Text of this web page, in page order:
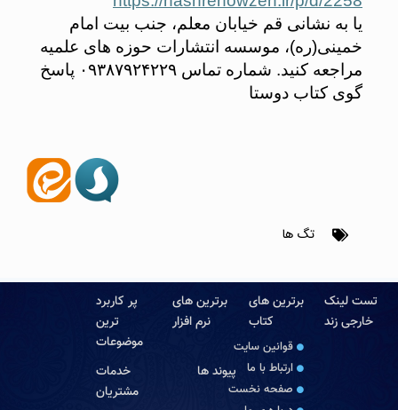
یا به نشانی قم خیابان معلم، جنب بیت امام
خمینی(ره)، موسسه انتشارات حوزه های علمیه
مراجعه کنید. شماره تماس ۰۹۳۸۷۹۲۴۲۲۹ پاسخ
گوی کتاب دوستا
تگ ها
تست لینک
خارجی زند
برترین های
کتاب
قوانین سایت
ارتباط با ما
صفحه نخست
برترین های
نرم افزار
پر کاربرد
ترین
موضوعات
پیوند ها
خدمات
مشتریان